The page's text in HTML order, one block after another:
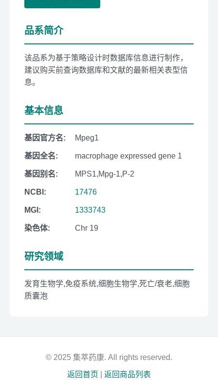
品系简介
该品系为基于策略设计时数据库信息进行制作，
建议购买前查询数据库和文献的最新相关表型信
息。
基本信息
基因官方名: Mpeg1
基因全名: macrophage expressed gene 1
基因别名: MPS1,Mpg-1,P-2
NCBI: 17476
MGI: 1333743
染色体: Chr 19
研究领域
发育生物学,免疫系统,细胞生物学,死亡/衰老,细胞
质囊泡
© 2025 集萃药康. All rights reserved.
返回首页 返回商品列表